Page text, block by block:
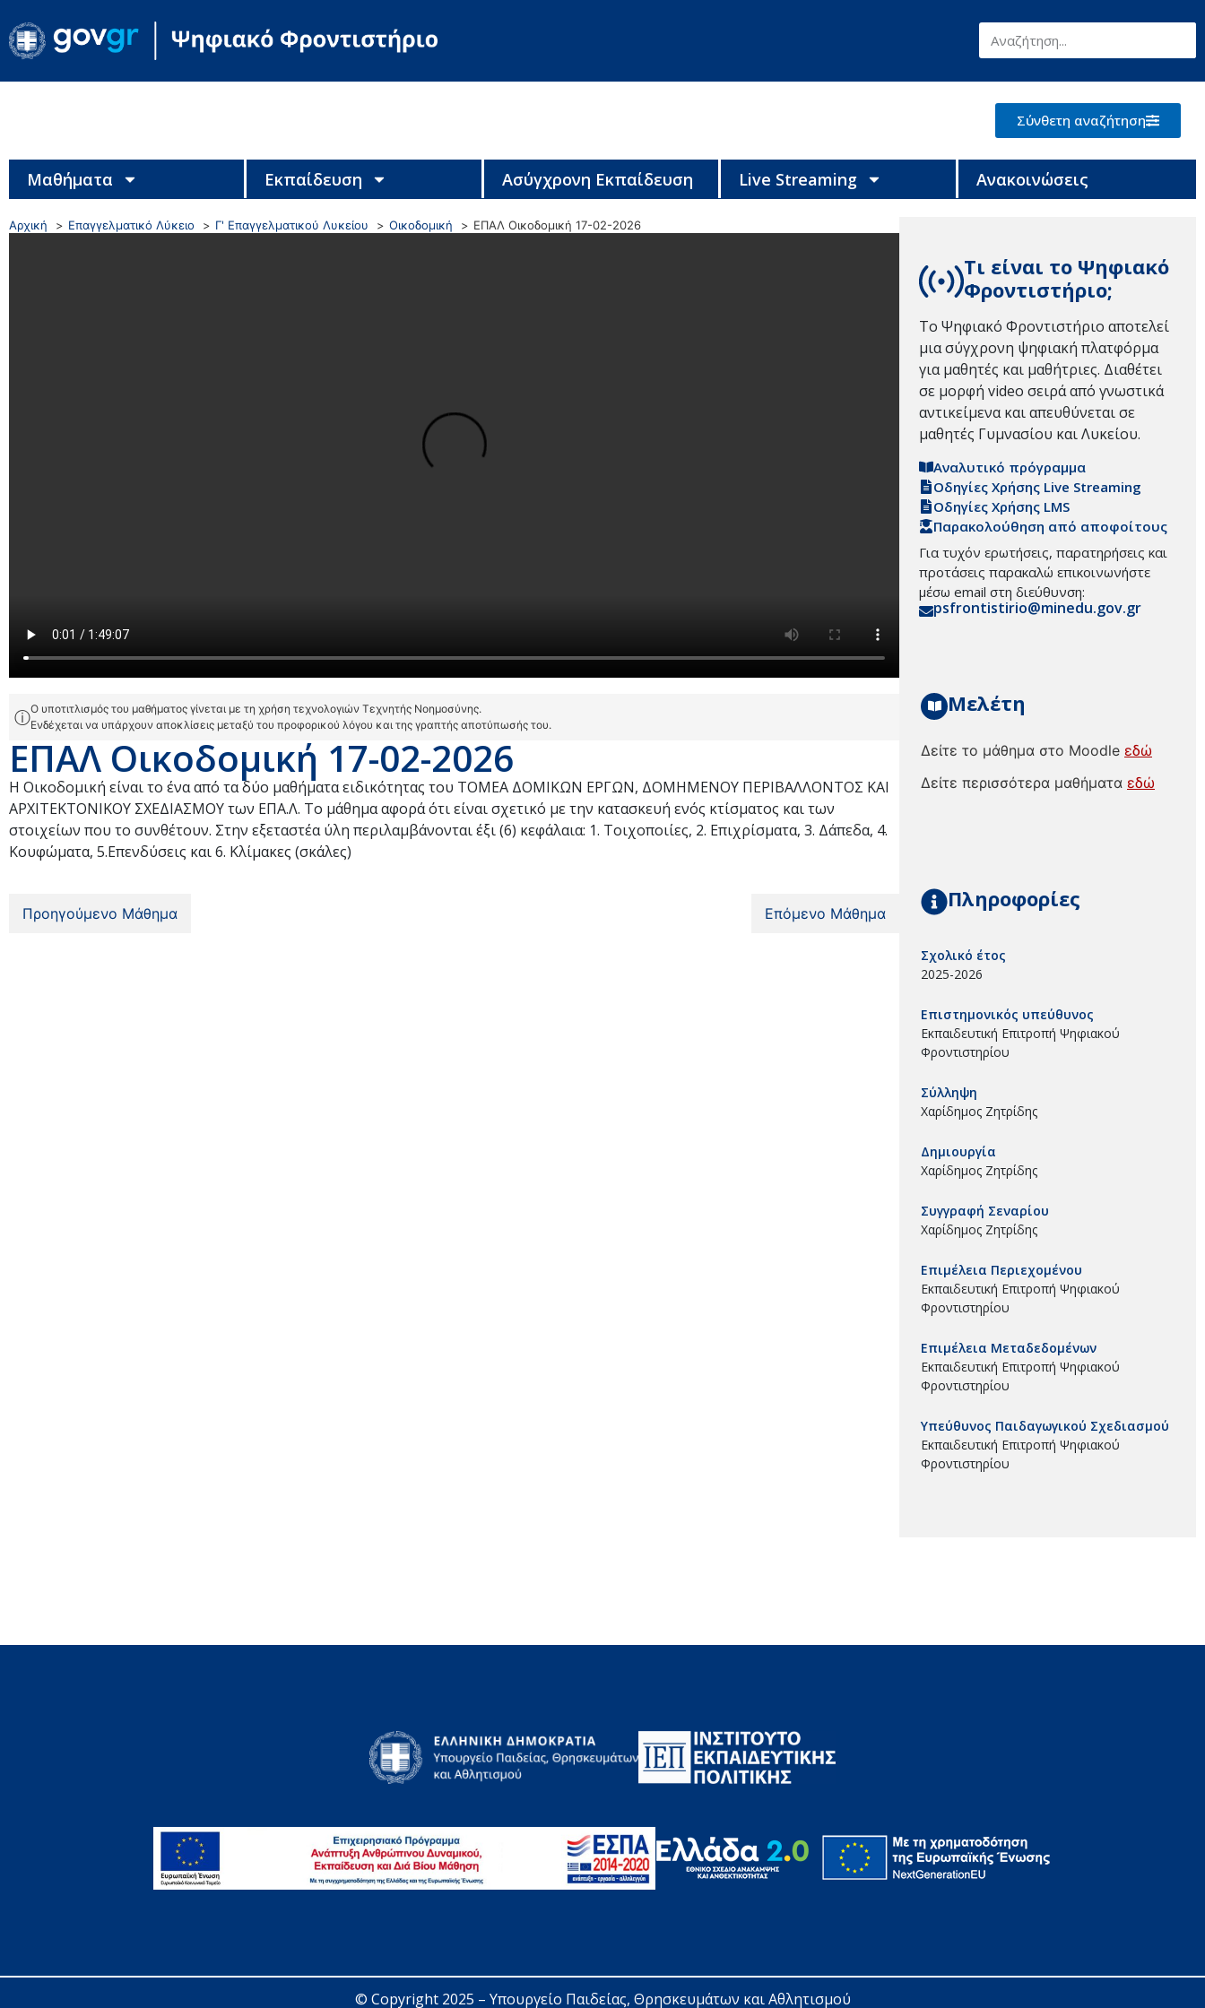
Σύνθετη αναζήτηση
Μαθήματα Εκπαίδευση Ασύγχρονη Εκπαίδευση Live Streaming Ανακοινώσεις
Αρχική Επαγγελματικό Λύκειο Γ' Επαγγελματικού Λυκείου Οικοδομική ΕΠΑΛ Οικοδομική 17-02-2026
ⓘΟ υποτιτλισμός του μαθήματος γίνεται με τη χρήση τεχνολογιών Τεχνητής Νοημοσύνης.
Ενδέχεται να υπάρχουν αποκλίσεις μεταξύ του προφορικού λόγου και της γραπτής αποτύπωσής του.
ΕΠΑΛ Οικοδομική 17-02-2026
Η Οικοδομική είναι το ένα από τα δύο μαθήματα ειδικότητας του ΤΟΜΕΑ ΔΟΜΙΚΩΝ ΕΡΓΩΝ, ΔΟΜΗΜΕΝΟΥ ΠΕΡΙΒΑΛΛΟΝΤΟΣ ΚΑΙ
ΑΡΧΙΤΕΚΤΟΝΙΚΟΥ ΣΧΕΔΙΑΣΜΟΥ των ΕΠΑ.Λ. Το μάθημα αφορά ότι είναι σχετικό με την κατασκευή ενός κτίσματος και των
στοιχείων που το συνθέτουν. Στην εξεταστέα ύλη περιλαμβάνονται έξι (6) κεφάλαια: 1. Τοιχοποιίες, 2. Επιχρίσματα, 3. Δάπεδα, 4.
Κουφώματα, 5.Επενδύσεις και 6. Κλίμακες (σκάλες)
Προηγούμενο Μάθημα Επόμενο Μάθημα
Τι είναι το Ψηφιακό
Φροντιστήριο;
Το Ψηφιακό Φροντιστήριο αποτελεί
μια σύγχρονη ψηφιακή πλατφόρμα
για μαθητές και μαθήτριες. Διαθέτει
σε μορφή video σειρά από γνωστικά
αντικείμενα και απευθύνεται σε
μαθητές Γυμνασίου και Λυκείου.
Αναλυτικό πρόγραμμα
Οδηγίες Χρήσης Live Streaming
Οδηγίες Χρήσης LMS
Παρακολούθηση από αποφοίτους
Για τυχόν ερωτήσεις, παρατηρήσεις και
προτάσεις παρακαλώ επικοινωνήστε
μέσω email στη διεύθυνση:
psfrontistirio@minedu.gov.gr
Μελέτη
Δείτε το μάθημα στο Moodle εδώ
Δείτε περισσότερα μαθήματα εδώ
Πληροφορίες
Σχολικό έτος
2025-2026
Επιστημονικός υπεύθυνος
Εκπαιδευτική Επιτροπή Ψηφιακού
Φροντιστηρίου
Σύλληψη
Χαρίδημος Ζητρίδης
Δημιουργία
Χαρίδημος Ζητρίδης
Συγγραφή Σεναρίου
Χαρίδημος Ζητρίδης
Επιμέλεια Περιεχομένου
Εκπαιδευτική Επιτροπή Ψηφιακού
Φροντιστηρίου
Επιμέλεια Μεταδεδομένων
Εκπαιδευτική Επιτροπή Ψηφιακού
Φροντιστηρίου
Υπεύθυνος Παιδαγωγικού Σχεδιασμού
Εκπαιδευτική Επιτροπή Ψηφιακού
Φροντιστηρίου
© Copyright 2025 – Υπουργείο Παιδείας, Θρησκευμάτων και Αθλητισμού